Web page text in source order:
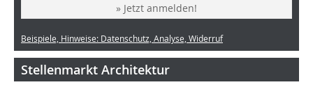
» Jetzt anmelden!
Beispiele, Hinweise: Datenschutz, Analyse, Widerruf
Stellenmarkt Architektur